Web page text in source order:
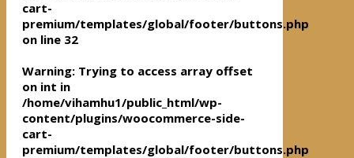
cart-
premium/templates/global/footer/buttons.php
on line 32
Warning: Trying to access array offset
on int in
/home/vihamhu1/public_html/wp-
content/plugins/woocommerce-side-
cart-
premium/templates/global/footer/buttons.php